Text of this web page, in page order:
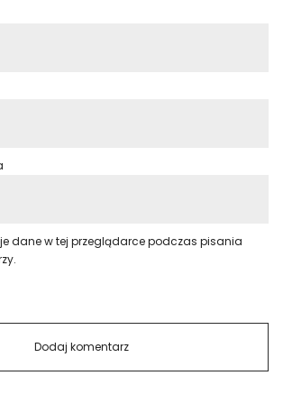
dane w tej przeglądarce podczas pisania